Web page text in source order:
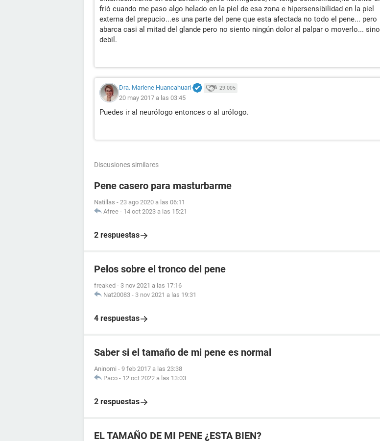
frió cuando me paso algo helado en la piel de esa zona e hipersensibilidad en la piel
externa del prepucio...es una parte del pene que esta afectada no todo el pene... pero
abarca casi al mitad del glande pero no siento ningún dolor al palpar o moverlo... sino
debil.
Dra. Marlene Huancahuari 29.005
20 may 2017 a las 03:45
Puedes ir al neurólogo entonces o al urólogo.
Discusiones similares
Pene casero para masturbarme
Natillas - 23 ago 2020 a las 06:11
Afree - 14 oct 2023 a las 15:21
2 respuestas
Pelos sobre el tronco del pene
freaked - 3 nov 2021 a las 17:16
Nat20083 - 3 nov 2021 a las 19:31
4 respuestas
Saber si el tamaño de mi pene es normal
Aninomi - 9 feb 2017 a las 23:38
Paco - 12 oct 2022 a las 13:03
2 respuestas
EL TAMAÑO DE MI PENE ¿ESTA BIEN?